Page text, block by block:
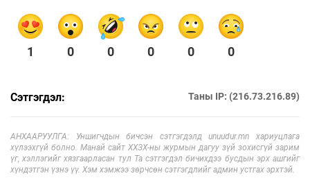
1 0 0 0 0 0
Сэтгэгдэл: Таны IP: (216.73.216.89)
АНХААРУУЛГА: Уншигчдын бичсэн сэтгэгдэлд unuudur.mn хариуцлага
хүлээхгүй болно. Манай сайт ХХЗХ-ны журмын дагуу зүй зохисгүй зарим
үг, хэллэгийг хязгаарласан тул Та сэтгэгдэл бичихдээ бусдын эрх ашгийг
хүндэтгэн үзнэ үү. Хэм хэмжээ зөрчсөн сэтгэгдлийг админ устгах эрхтэй.